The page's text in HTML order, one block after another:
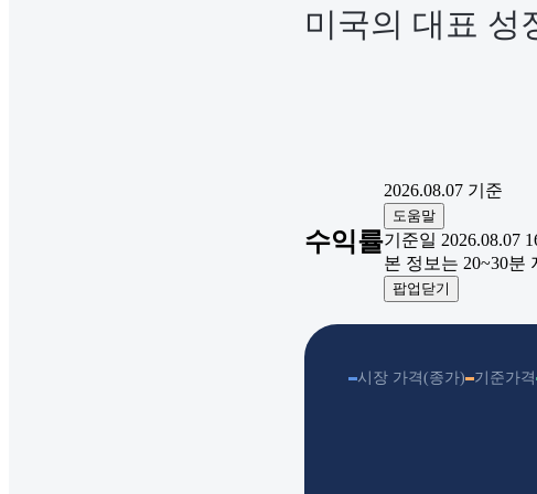
미국의 대표 성
수익률
2026.08.07 기준
도움말
기준일 2026.08.07
본 정보는 20~30분
팝업닫기
시장 가격(종가) 기준가격